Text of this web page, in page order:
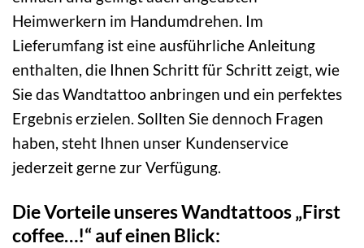
Heimwerkern im Handumdrehen. Im
Lieferumfang ist eine ausführliche Anleitung
enthalten, die Ihnen Schritt für Schritt zeigt, wie
Sie das Wandtattoo anbringen und ein perfektes
Ergebnis erzielen. Sollten Sie dennoch Fragen
haben, steht Ihnen unser Kundenservice
jederzeit gerne zur Verfügung.
Die Vorteile unseres Wandtattoos „First
coffee…!“ auf einen Blick: